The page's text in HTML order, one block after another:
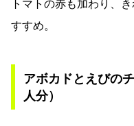
トマトの赤も加わり、
すすめ。
アボカドとえびの
人分）